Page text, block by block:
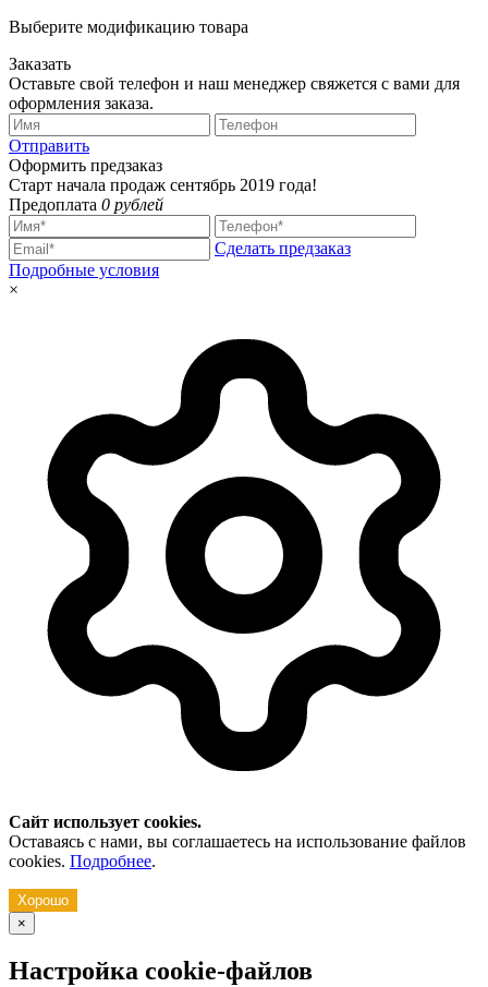
Выберите модификацию товара
Заказать
Оставьте свой телефон и наш менеджер свяжется с вами для
оформления заказа.
Отправить
Оформить предзаказ
Старт начала продаж сентябрь 2019 года!
Предоплата 0 рублей
Сделать предзаказ
Подробные условия
×
Сайт использует cookies.
Оставаясь с нами, вы соглашаетесь на использование файлов
cookies. Подробнее.
Хорошо
×
Настройка cookie-файлов